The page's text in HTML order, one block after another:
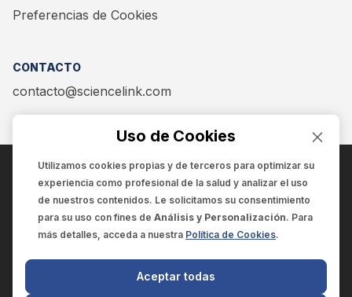
Preferencias de Cookies
CONTACTO
contacto@sciencelink.com
ENCUÉNTRANOS EN:
SCIENCELINK
Uso de Cookies
Utilizamos cookies propias y de terceros para optimizar su
experiencia como profesional de la salud y analizar el uso
de nuestros contenidos. Le solicitamos su consentimiento
para su uso con fines de Análisis y Personalización. Para
más detalles, acceda a nuestra Política de Cookies.
Aceptar todas